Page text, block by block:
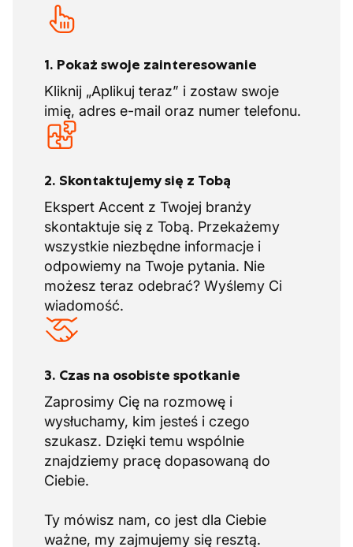
układanie kanalizacji oraz piwnic. Firma
poszukuje nowych pracowników, aby
1. Pokaż swoje zainteresowanie
Kliknij „Aplikuj teraz” i zostaw swoje
imię, adres e-mail oraz numer telefonu.
2. Skontaktujemy się z Tobą
Ekspert Accent z Twojej branży
skontaktuje się z Tobą. Przekażemy
wszystkie niezbędne informacje i
odpowiemy na Twoje pytania. Nie
możesz teraz odebrać? Wyślemy Ci
wiadomość.
3. Czas na osobiste spotkanie
Zaprosimy Cię na rozmowę i
wysłuchamy, kim jesteś i czego
szukasz. Dzięki temu wspólnie
znajdziemy pracę dopasowaną do
Ciebie.
Ty mówisz nam, co jest dla Ciebie